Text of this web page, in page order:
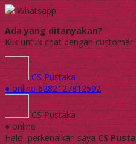
Whatsapp
Ada yang ditanyakan?
Klik untuk chat dengan
CS Pustaka
● online 6282127812592
CS Pustaka
● online
Halo, perkenalkan sayaCS